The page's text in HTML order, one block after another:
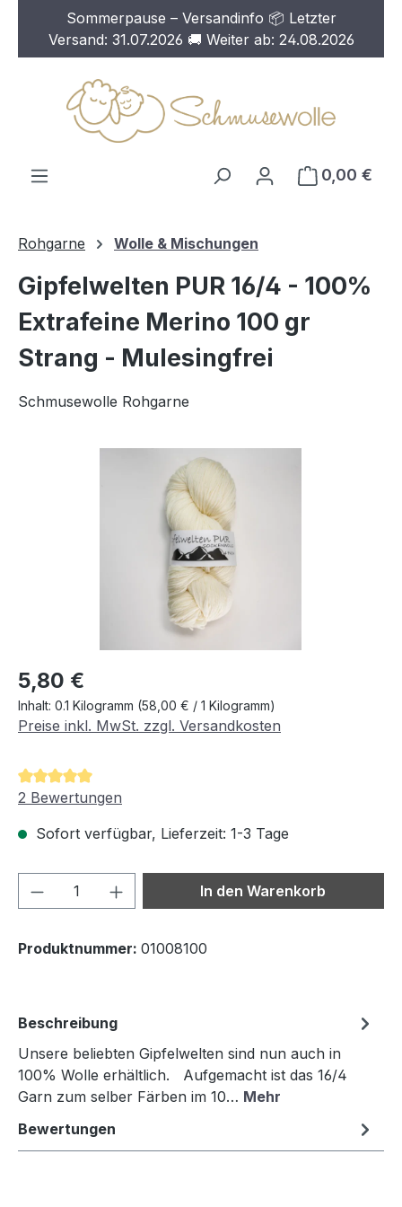
Zum Hauptinhalt springen
Sommerpause – Versandinfo 📦 Letzter
Versand: 31.07.2026 🚚 Weiter ab: 24.08.2026
0,00 €
Rohgarne Wolle & Mischungen
Gipfelwelten PUR 16/4 - 100%
Extrafeine Merino 100 gr
Strang - Mulesingfrei
Schmusewolle Rohgarne
Bildergalerie überspringen
Regulärer Preis:
5,80 €
Inhalt: 0.1 Kilogramm (58,00 € / 1 Kilogramm)
Preise inkl. MwSt. zzgl. Versandkosten
Durchschnittliche Bewertung von 5 von 5 Sternen
2 Bewertungen
Sofort verfügbar, Lieferzeit: 1-3 Tage
Produkt Anzahl: Gib denIn den Warenkorb
Produktnummer: 01008100
Beschreibung
Unsere beliebten Gipfelwelten sind nun auch in
100% Wolle erhältlich. Aufgemacht ist das 16/4
Garn zum selber Färben im 10… Mehr
Bewertungen